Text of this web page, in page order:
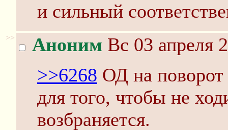
и сильный
>> Аноним Вс 03 апреля
>>6268 ОД на поворот
для того, чтобы не
возбраняется.